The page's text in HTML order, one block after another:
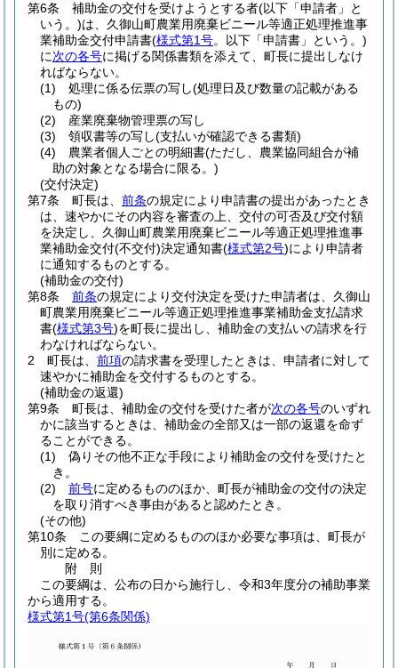
第6条
補助金の交付を受けようとする者(以下「申請者」と
いう。)は、久御山町農業用廃棄ビニール等適正処理推進事
業補助金交付申請書(様式第1号。以下「申請書」という。)
に次の各号に掲げる関係書類を添えて、町長に提出しなけ
ればならない。
(1)
処理に係る伝票の写し(処理日及び数量の記載がある
もの)
(2)
産業廃棄物管理票の写し
(3)
領収書等の写し(支払いが確認できる書類)
(4)
農業者個人ごとの明細書(ただし、農業協同組合が補
助の対象となる場合に限る。)
(交付決定)
第7条
町長は、 前条の規定により申請書の提出があったとき
は、速やかにその内容を審査の上、交付の可否及び交付額
を決定し、久御山町農業用廃棄ビニール等適正処理推進事
業補助金交付(不交付)決定通知書(様式第2号)により申請者
に通知するものとする。
(補助金の交付)
第8条
前条の規定により交付決定を受けた申請者は、久御山
町農業用廃棄ビニール等適正処理推進事業補助金支払請求
書(様式第3号)を町長に提出し、補助金の支払いの請求を行
わなければならない。
2
町長は、 前項の請求書を受理したときは、申請者に対して
速やかに補助金を交付するものとする。
(補助金の返還)
第9条
町長は、補助金の交付を受けた者が次の各号のいずれ
かに該当するときは、補助金の全部又は一部の返還を命ず
ることができる。
(1)
偽りその他不正な手段により補助金の交付を受けたと
き。
(2)
前号に定めるもののほか、町長が補助金の交付の決定
を取り消すべき事由があると認めたとき。
(その他)
第10条
この要綱に定めるもののほか必要な事項は、町長が
別に定める。
附 則
この要綱は、公布の日から施行し、令和3年度分の補助事業
から適用する。
様式第1号(第6条関係)